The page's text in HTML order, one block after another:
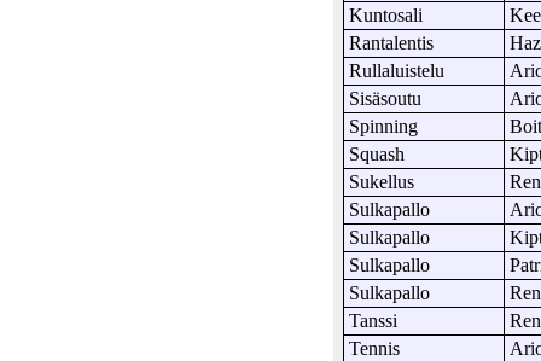
Kuntosali
Rantalentis
Rullaluistelu
Sisäsoutu
Spinning
Squash
Sukellus
Sulkapallo
Sulkapallo
Sulkapallo
Sulkapallo
Tanssi
Tennis